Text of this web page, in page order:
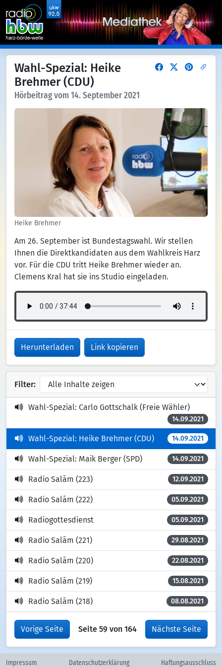
Wahl-Spezial: Heike
Brehmer (CDU)
Hörbeitrag vom 14. September 2021
Heike Brehmer
Am 26. September ist Bundestagswahl. Wir stellen
Ihnen die Direktkandidaten aus dem Wahlkreis Harz
vor. Für die CDU tritt Heike Brehmer wieder an.
Clemens Kral hat sie ins Studio eingeladen.
Herunterladen Link kopieren
Filter:
Wahl-Spezial: Carlo Gottschalk (Freie Wähler)
14.09.2021
Wahl-Spezial: Heike Brehmer (CDU) 14.09.2021
Wahl-Spezial: Maik Berger (SPD) 14.09.2021
Radio Salām (223) 12.09.2021
Radio Salām (222) 05.09.2021
Radiogottesdienst 05.09.2021
Radio Salām (221) 29.08.2021
Radio Salām (220) 22.08.2021
Radio Salām (219) 15.08.2021
Radio Salām (218) 08.08.2021
Vorige Seite Seite 59 von 164 Nächste Seite
Impressum Datenschutzerklärung Haftungsausschluss